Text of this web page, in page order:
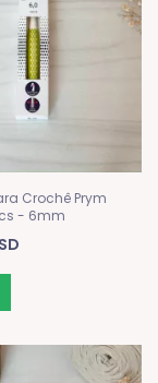
Crochê Prym
- 6mm